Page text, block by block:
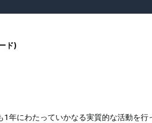
ド)
1年にわたっていかなる実質的な活動を